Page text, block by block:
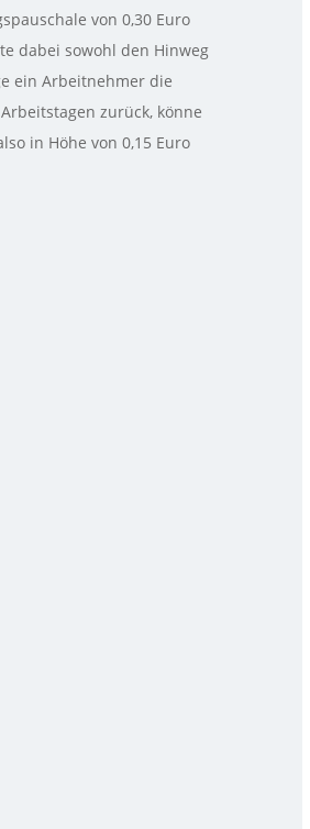
von 0,30 Euro
dabei sowohl den Hinweg
ein Arbeitnehmer die
zurück, könne
in Höhe von 0,15 Euro